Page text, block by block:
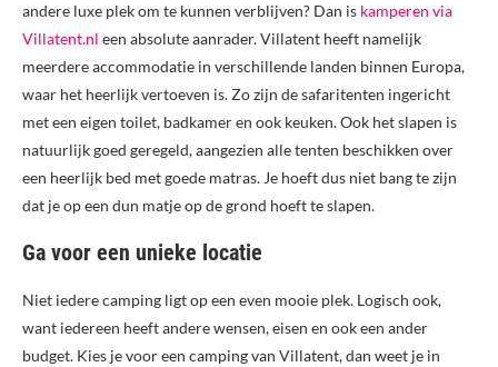
andere luxe plek om te kunnen verblijven? Dan is kamperen via
Villatent.nl een absolute aanrader. Villatent heeft namelijk
meerdere accommodatie in verschillende landen binnen Europa,
waar het heerlijk vertoeven is. Zo zijn de safaritenten ingericht
met een eigen toilet, badkamer en ook keuken. Ook het slapen is
natuurlijk goed geregeld, aangezien alle tenten beschikken over
een heerlijk bed met goede matras. Je hoeft dus niet bang te zijn
dat je op een dun matje op de grond hoeft te slapen.
Ga voor een unieke locatie
Niet iedere camping ligt op een even mooie plek. Logisch ook,
want iedereen heeft andere wensen, eisen en ook een ander
budget. Kies je voor een camping van Villatent, dan weet je in